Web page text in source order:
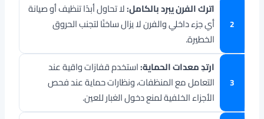
اترك الفرن يبرد بالكامل:لا تحاول أبدًا تنظيف أو صيانة
أي جزء داخلي والفرن لا يزال ساخنًا لتجنب الحروق
الخطيرة.
ارتدِ معدات الحماية:استخدم قفازات واقية عند
التعامل مع المنظفات، ونظارات حماية عند فحص
الأجزاء الخلفية لمنع دخول الغبار للعين.